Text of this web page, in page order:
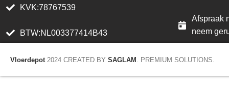
KVK:78767539
BTW:NL003377414B43
Afspraak
neem
Vloerdepot 2024 CREATED BY SAGLAM . PREMIUM SOLUTIONS.